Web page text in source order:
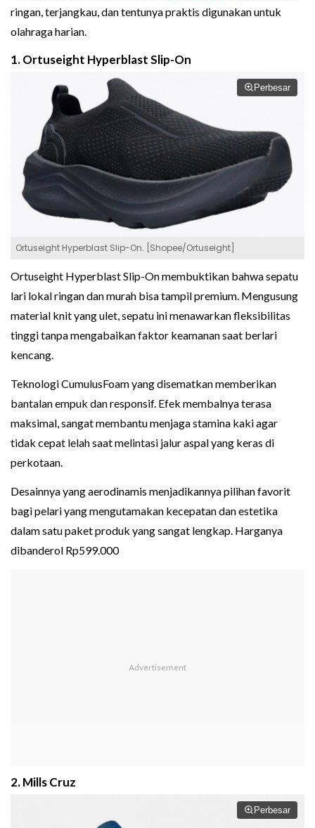
ringan, terjangkau, dan tentunya praktis digunakan untuk
olahraga harian.
1. Ortuseight Hyperblast Slip-On
Perbesar
Ortuseight Hyperblast Slip-On. [Shopee/Ortuseight]
Ortuseight Hyperblast Slip-On membuktikan bahwa sepatu
lari lokal ringan dan murah bisa tampil premium. Mengusung
material knit yang ulet, sepatu ini menawarkan fleksibilitas
tinggi tanpa mengabaikan faktor keamanan saat berlari
kencang.
Teknologi CumulusFoam yang disematkan memberikan
bantalan empuk dan responsif. Efek membalnya terasa
maksimal, sangat membantu menjaga stamina kaki agar
tidak cepat lelah saat melintasi jalur aspal yang keras di
perkotaan.
Desainnya yang aerodinamis menjadikannya pilihan favorit
bagi pelari yang mengutamakan kecepatan dan estetika
dalam satu paket produk yang sangat lengkap. Harganya
dibanderol Rp599.000
2. Mills Cruz
Perbesar